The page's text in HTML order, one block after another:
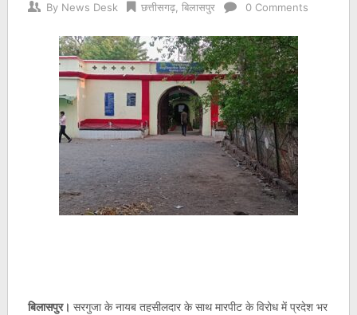
By News Desk छत्तीसगढ़, बिलासपुर 0 Comments
बिलासपुर। सरगुजा के नायब तहसीलदार के साथ मारपीट के विरोध में प्रदेश भर